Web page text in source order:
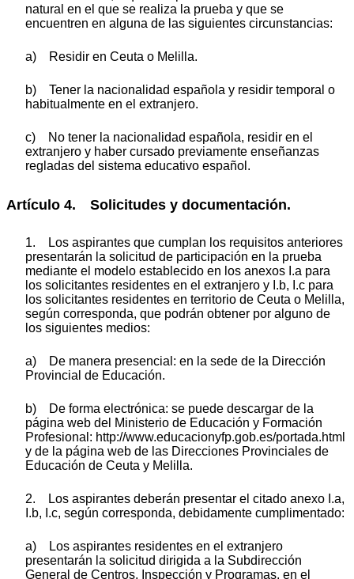
natural en el que se realiza la prueba y que se
encuentren en alguna de las siguientes circunstancias:
a) Residir en Ceuta o Melilla.
b) Tener la nacionalidad española y residir temporal o
habitualmente en el extranjero.
c) No tener la nacionalidad española, residir en el
extranjero y haber cursado previamente enseñanzas
regladas del sistema educativo español.
Artículo 4. Solicitudes y documentación.
1. Los aspirantes que cumplan los requisitos anteriores
presentarán la solicitud de participación en la prueba
mediante el modelo establecido en los anexos I.a para
los solicitantes residentes en el extranjero y I.b, I.c para
los solicitantes residentes en territorio de Ceuta o Melilla,
según corresponda, que podrán obtener por alguno de
los siguientes medios:
a) De manera presencial: en la sede de la Dirección
Provincial de Educación.
b) De forma electrónica: se puede descargar de la
página web del Ministerio de Educación y Formación
Profesional: http://www.educacionyfp.gob.es/portada.html
y de la página web de las Direcciones Provinciales de
Educación de Ceuta y Melilla.
2. Los aspirantes deberán presentar el citado anexo I.a,
I.b, I.c, según corresponda, debidamente cumplimentado:
a) Los aspirantes residentes en el extranjero
presentarán la solicitud dirigida a la Subdirección
General de Centros, Inspección y Programas, en el